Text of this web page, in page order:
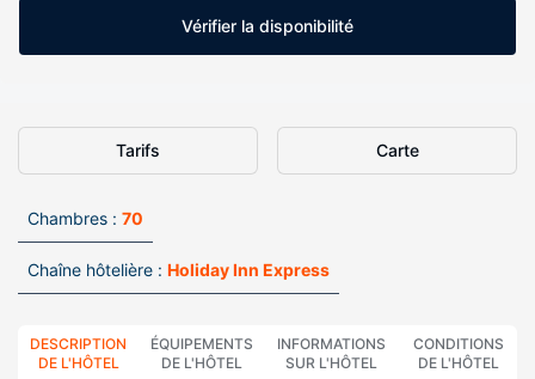
Vérifier la disponibilité
Tarifs Carte
Chambres : 70
Chaîne hôtelière : Holiday Inn Express
DESCRIPTION
DE L'HÔTEL
ÉQUIPEMENTS
DE L'HÔTEL
INFORMATIONS
SUR L'HÔTEL
CONDITIONS
DE L'HÔTEL